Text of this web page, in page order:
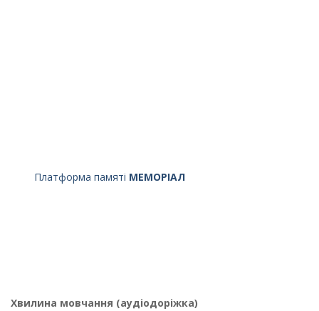
Платформа памяті МЕМОРІАЛ
Хвилина мовчання (аудіодоріжка)